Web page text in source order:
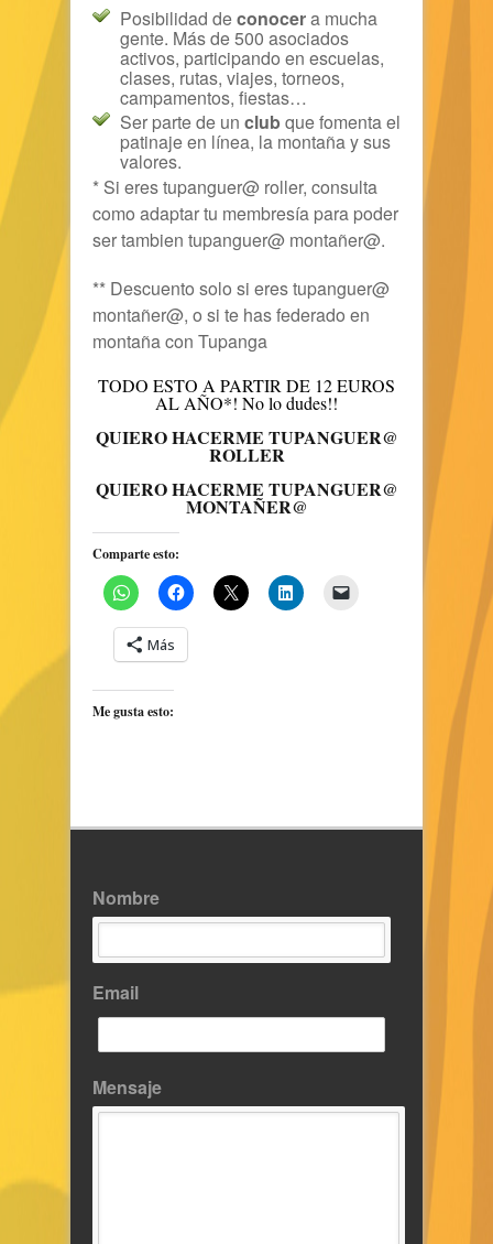
Posibilidad deconocera mucha
gente. Más de 500 asociados
activos, participando en escuelas,
clases, rutas, viajes, torneos,
campamentos, fiestas…
Ser parte de un clubque fomenta el
patinaje en línea, la montaña y sus
valores.
* Si eres tupanguer@ roller, consulta
como adaptar tu membresía para poder
ser tambien tupanguer@ montañer@.
** Descuento solo si eres tupanguer@
montañer@, o si te has federado en
montaña con Tupanga
TODO ESTO A PARTIR DE 12 EUROS
AL AÑO*! No lo dudes!!
QUIERO HACERME TUPANGUER@
ROLLER
QUIERO HACERME TUPANGUER@
MONTAÑER@
Comparte esto:
Más
Me gusta esto:
Nombre
Email
Mensaje